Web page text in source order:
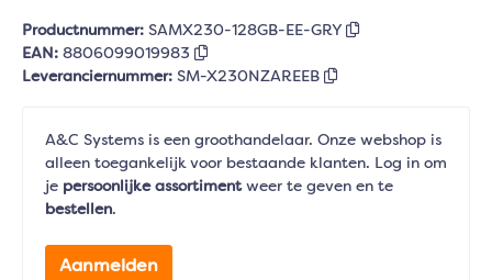
Productnummer: SAMX230-128GB-EE-GRY
EAN: 8806099019983
Leveranciernummer: SM-X230NZAREEB
A&C Systems is een groothandelaar. Onze webshop is
alleen toegankelijk voor bestaande klanten. Log in om
je persoonlijke assortimentweer te geven en te
bestellen.
Aanmelden